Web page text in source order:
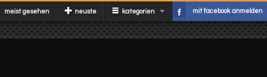
meist gesehen neuste kategorien mit facebook anmelden